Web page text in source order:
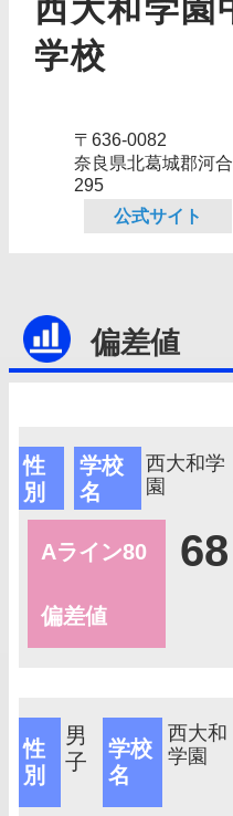
西大和学園
学校
〒636-0082
奈良県北葛城郡河
295
公式サイト
偏差値
性
別
学校
名
西大和学
園
Aライン80
偏差値
68
性
別
男
子
学校
名
西大和
学園